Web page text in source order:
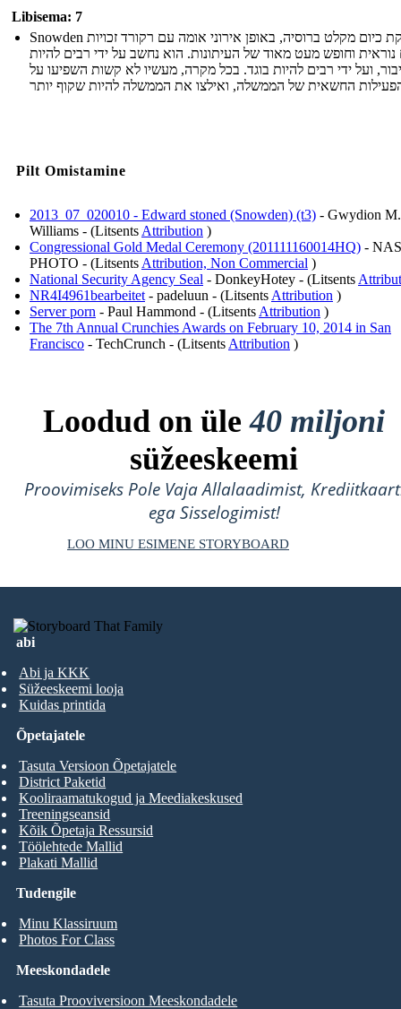
Libisema: 7
Snowden מוענקת כיום מקלט ברוסיה, באופן אירוני אומה עם רקורד זכויות
וחופש מעט מאוד של העיתונות. הוא נחשב על ידי רבים להיות
ועל ידי רבים להיות בוגד. בכל מקרה, מעשיו לא קשות השפיעו על
Pilt Omistamine
2013_07_020010 - Edward stoned (Snowden) (t3) - Gwydion M.
Williams - (LitsentsAttribution )
Congressional Gold Medal Ceremony (201111160014HQ) -
PHOTO - (LitsentsAttribution, Non Commercial )
National Security Agency Seal - DonkeyHotey - (Litsents
NR4I4961bearbeitet- padeluun - (LitsentsAttribution )
Server porn - Paul Hammond - (LitsentsAttribution )
The 7th Annual Crunchies Awards on February 10, 2014 in San
Francisco - TechCrunch - (LitsentsAttribution )
Loodud on üle40 miljoni
süžeeskeemi
Proovimiseks Pole Vaja Allalaadimist,
ega Sisselogimist!
LOO MINU ESIMENE STORYBOARD
abi
Abi ja KKK
Süžeeskeemi looja
Kuidas printida
Tudengile
Minu Klassiruum
Photos For Class
Õpetajatele
Tasuta Versioon Õpetajatele
District Paketid
Kooliraamatukogud ja Meediakeskused
Treeningseansid
Kõik Õpetaja Ressursid
Töölehtede Mallid
Plakati Mallid
Meeskondadele
Tasuta Prooviversioon Meeskondadele